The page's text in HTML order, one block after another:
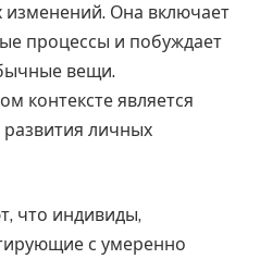
изменений. Она включает
процессы и побуждает
вещи.
контексте является
личных
что индивиды,
с умеренно